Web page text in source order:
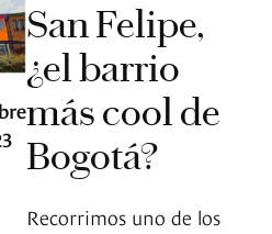
San Felipe,
¿el barrio
más cool de
Bogotá?
Recorrimos uno de los